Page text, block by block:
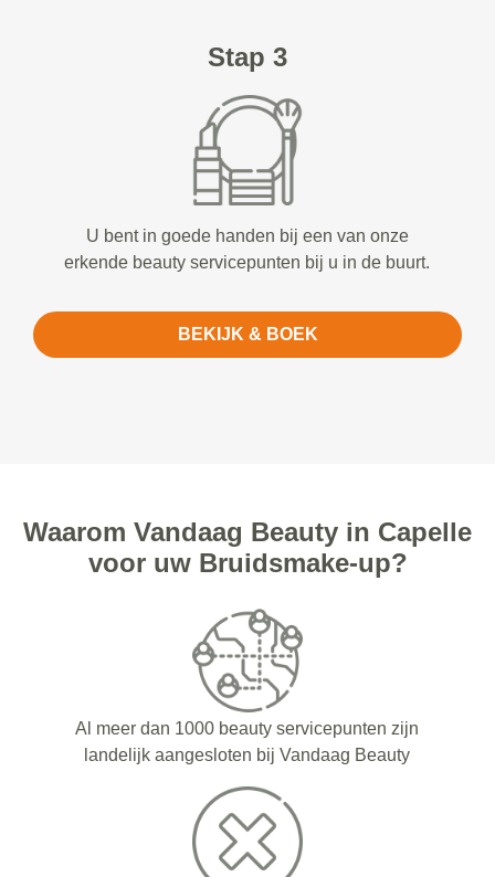
Stap 3
U bent in goede handen bij een van onze
erkende beauty servicepunten bij u in de buurt.
BEKIJK & BOEK
Waarom Vandaag Beauty in Capelle
voor uw Bruidsmake-up?
Al meer dan 1000 beauty servicepunten zijn
landelijk aangesloten bij Vandaag Beauty